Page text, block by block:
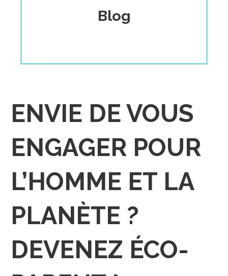
Blog
ENVIE DE VOUS
ENGAGER POUR
L’HOMME ET LA
PLANÈTE ?
DEVENEZ ÉCO-